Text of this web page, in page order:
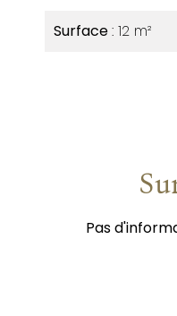
Surface 12 m²
Pas